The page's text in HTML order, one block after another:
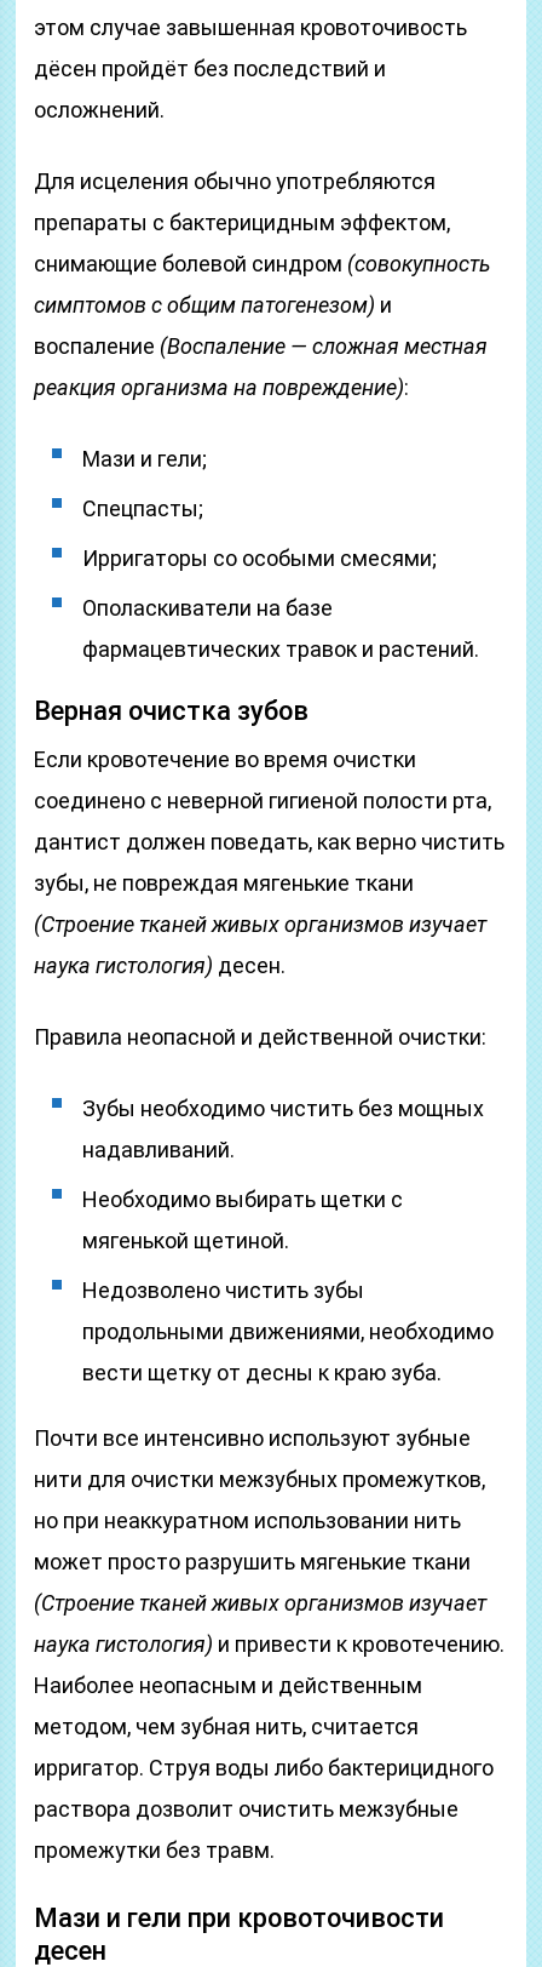
этом случае завышенная кровоточивость
дёсен пройдёт без последствий и
осложнений.
Для исцеления обычно употребляются
препараты с бактерицидным эффектом,
снимающие болевой синдром (совокупность
симптомов с общим патогенезом) и
воспаление (Воспаление — сложная местная
реакция организма на повреждение):
Мази и гели;
Спецпасты;
Ирригаторы со особыми смесями;
Ополаскиватели на базе
фармацевтических травок и растений.
Верная очистка зубов
Если кровотечение во время очистки
соединено с неверной гигиеной полости рта,
дантист должен поведать, как верно чистить
зубы, не повреждая мягенькие ткани
(Строение тканей живых организмов изучает
наука гистология) десен.
Правила неопасной и действенной очистки:
Зубы необходимо чистить без мощных
надавливаний.
Необходимо выбирать щетки с
мягенькой щетиной.
Недозволено чистить зубы
продольными движениями, необходимо
вести щетку от десны к краю зуба.
Почти все интенсивно используют зубные
нити для очистки межзубных промежутков,
но при неаккуратном использовании нить
может просто разрушить мягенькие ткани
(Строение тканей живых организмов изучает
наука гистология) и привести к кровотечению.
Наиболее неопасным и действенным
методом, чем зубная нить, считается
ирригатор. Струя воды либо бактерицидного
раствора дозволит очистить межзубные
промежутки без травм.
Мази и гели при кровоточивости
десен